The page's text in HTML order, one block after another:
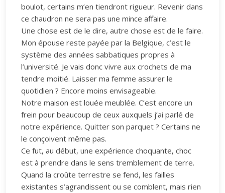
boulot, certains m’en tiendront rigueur. Revenir dans
ce chaudron ne sera pas une mince affaire.
Une chose est de le dire, autre chose est de le faire.
Mon épouse reste payée par la Belgique, c’est le
système des années sabbatiques propres à
l’université. Je vais donc vivre aux crochets de ma
tendre moitié. Laisser ma femme assurer le
quotidien ? Encore moins envisageable.
Notre maison est louée meublée. C’est encore un
frein pour beaucoup de ceux auxquels j’ai parlé de
notre expérience. Quitter son parquet ? Certains ne
le conçoivent même pas.
Ce fut, au début, une expérience choquante, choc
est à prendre dans le sens tremblement de terre.
Quand la croûte terrestre se fend, les failles
existantes s’agrandissent ou se comblent, mais rien